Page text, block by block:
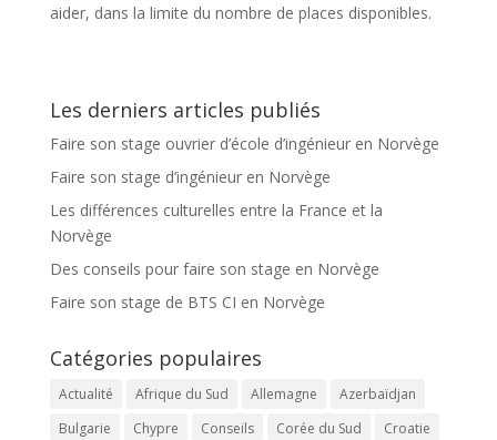
aider, dans la limite du nombre de places disponibles.
Les derniers articles publiés
Faire son stage ouvrier d’école d’ingénieur en Norvège
Faire son stage d’ingénieur en Norvège
Les différences culturelles entre la France et la
Norvège
Des conseils pour faire son stage en Norvège
Faire son stage de BTS CI en Norvège
Catégories populaires
Actualité Afrique du Sud Allemagne
Azerbaïdjan
Bulgarie
Chypre Conseils Corée du Sud
Croatie